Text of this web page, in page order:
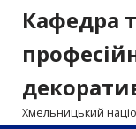
Перейти
вмісту
Кафедра
Хмельницький